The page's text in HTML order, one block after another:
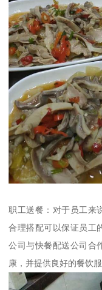
职工送餐：对于员工来
合理搭配可以保证员工
公司与快餐配送公司合
康，并提供良好的餐饮